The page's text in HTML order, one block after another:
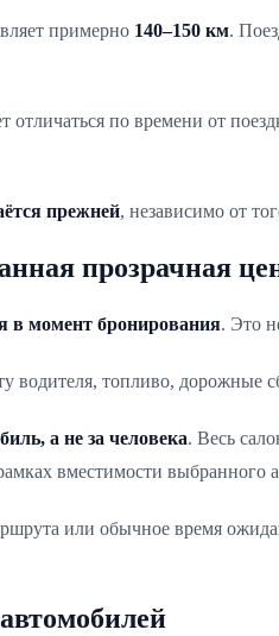
примерно 140–150 км.
отличаться по времени от
прежней, независимо от
прозрачная
в момент бронирования. Это
водителя, топливо,
а не за человека. Весь
вместимости выбранного
или обычное время